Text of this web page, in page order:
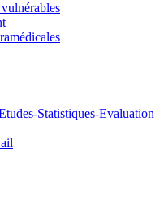
Statistiques-Evaluation